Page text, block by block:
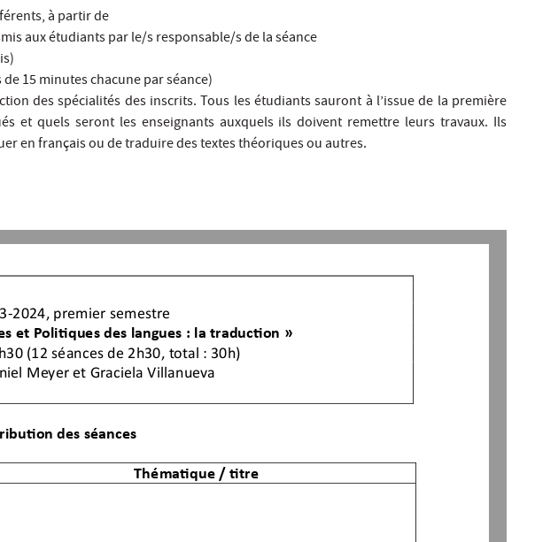
à partir de
aux étudiants par le/s responsable/s de la séance
15 minutes chacune par séance)
des spécialités des inscrits. Tous les étudiants sauront à l’issue de la première
et quels seront les enseignants auxquels ils doivent remettre leurs travaux. Ils
en français ou de traduire des textes théoriques ou autres.
-2024, premier semestre
et Politiques des langues : la traduction »
(12 séances de 2h30, total : 30h)
Meyer et Graciela Villanueva
des séances
Thématique / titre